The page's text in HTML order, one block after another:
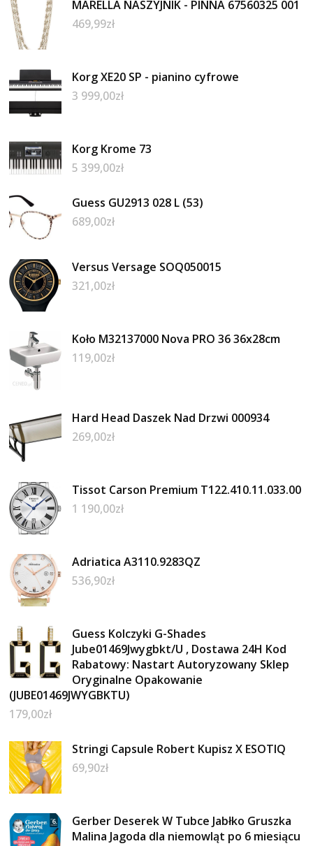
MARELLA NASZYJNIK - PINNA 67560325 001
469,99zł
Korg XE20 SP - pianino cyfrowe
3 999,00zł
Korg Krome 73
5 399,00zł
Guess GU2913 028 L (53)
689,00zł
Versus Versage SOQ050015
321,00zł
Koło M32137000 Nova PRO 36 36x28cm
119,00zł
Hard Head Daszek Nad Drzwi 000934
269,00zł
Tissot Carson Premium T122.410.11.033.00
1 190,00zł
Adriatica A3110.9283QZ
536,90zł
Guess Kolczyki G-Shades
Jube01469Jwygbkt/U , Dostawa 24H Kod
Rabatowy: Nastart Autoryzowany Sklep
Oryginalne Opakowanie
(JUBE01469JWYGBKTU)
179,00zł
Stringi Capsule Robert Kupisz X ESOTIQ
69,90zł
Gerber Deserek W Tubce Jabłko Gruszka
Malina Jagoda dla niemowląt po 6 miesiącu